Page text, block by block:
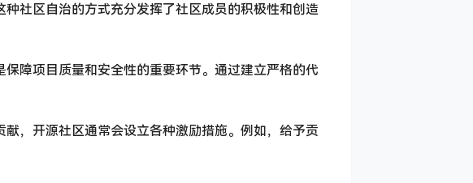
社区自治的方式充分发挥了社区成员的积极性和创造
障项目质量和安全性的重要环节。通过建立严格的代
，开源社区通常会设立各种激励措施。例如，给予贡